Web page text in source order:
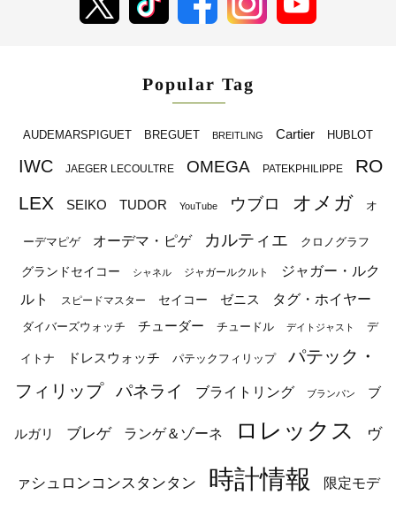
Popular Tag
AUDEMARSPIGUET BREGUET BREITLING Cartier HUBLOT
IWC JAEGER LECOULTRE OMEGA PATEKPHILIPPE
RO
LEX
SEIKO TUDOR YouTube ウブロ オメガ オ
ーデマピゲ オーデマ・ピゲ カルティエ クロノグラフ
グランドセイコー シャネル ジャガールクルト
ジャガー・ルク
ルト
スピードマスター セイコー ゼニス タグ・ホイヤー
ダイバーズウォッチ チューダー チュードル デイトジャスト デ
イトナ ドレスウォッチ パテックフィリップ
パテック・
フィリップ
パネライ ブライトリング ブランパン ブ
ルガリ ブレゲ ランゲ＆ゾーネ ロレックス ヴ
ァシュロンコンスタンタン 時計情報 限定モデ